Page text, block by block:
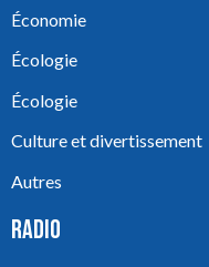
Économie
Écologie
Écologie
Culture et divertissement
Autres
RADIO